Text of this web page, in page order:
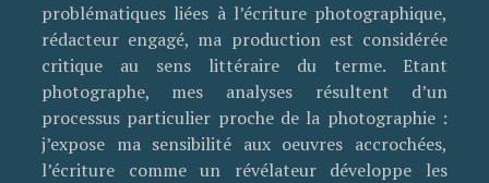
problématiques liées à l’écriture photographique,
rédacteur engagé, ma production est considérée
critique au sens littéraire du terme. Etant
photographe, mes analyses résultent d’un
processus particulier proche de la photographie :
j’expose ma sensibilité aux oeuvres accrochées,
l’écriture comme un révélateur développe les